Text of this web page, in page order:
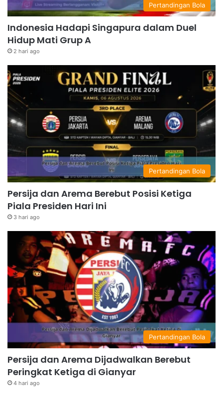
Pertandingan Bola
Indonesia Hadapi Singapura dalam Duel
Hidup Mati Grup A
2 hari ago
Pertandingan Bola
Persija dan Arema Berebut Posisi Ketiga
Piala Presiden Hari Ini
3 hari ago
Pertandingan Bola
Persija dan Arema Dijadwalkan Berebut
Peringkat Ketiga di Gianyar
4 hari ago